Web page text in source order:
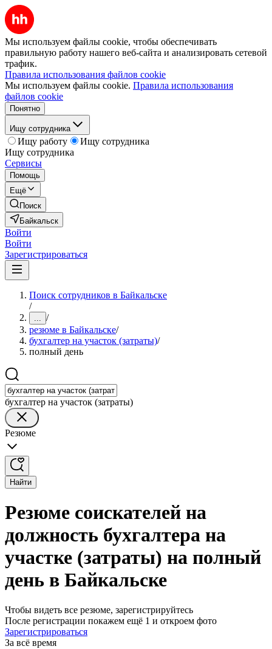
Мы используем файлы cookie, чтобы обеспечивать
правильную работу нашего веб-сайта и анализировать сетевой
трафик.
Правила использования файлов cookie
Мы используем файлы cookie. Правила использования
файлов cookie
Понятно
Ищу сотрудника
Ищу работу
Ищу сотрудника
Ищу сотрудника
Сервисы
Помощь
Ещё
Поиск
Байкальск
Войти
Войти
Зарегистрироваться
Поиск сотрудников в Байкальске
/
... /
резюме в Байкальске/
бухгалтер на участок (затраты)/
полный день
бухгалтер на участок (затраты)
Резюме
Найти
Резюме соискателей на
должность бухгалтера на
участке (затраты) на полный
день в Байкальске
Чтобы видеть все резюме, зарегистрируйтесь
После регистрации покажем ещё 1 и откроем фото
Зарегистрироваться
За всё время